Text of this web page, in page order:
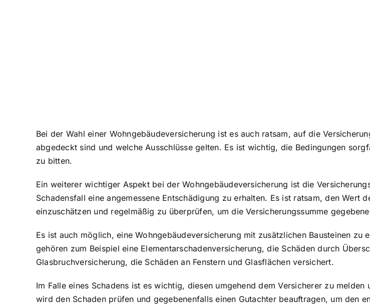
Bei der Wahl einer Wohngebäudeversicherung ist es auch ratsam, auf die
abgedeckt sind und welche Ausschlüsse gelten. Es ist wichtig, die Bedingungen
zu bitten.
Ein weiterer wichtiger Aspekt bei der Wohngebäudeversicherung ist die
Schadensfall eine angemessene Entschädigung zu erhalten. Es ist ratsam, den Wert
einzuschätzen und regelmäßig zu überprüfen, um die Versicherungssumme
Es ist auch möglich, eine Wohngebäudeversicherung mit zusätzlichen Bausteinen
gehören zum Beispiel eine Elementarschadenversicherung, die Schäden durch
Glasbruchversicherung, die Schäden an Fenstern und Glasflächen versichert.
Im Falle eines Schadens ist es wichtig, diesen umgehend dem Versicherer zu
wird den Schaden prüfen und gegebenenfalls einen Gutachter beauftragen, um den